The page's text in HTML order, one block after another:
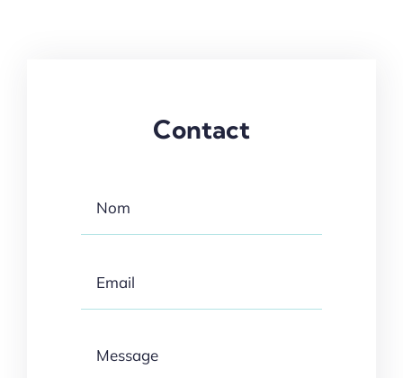
Contact